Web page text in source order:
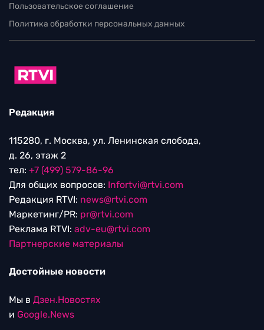
Пользовательское соглашение
Политика обработки персональных данных
Редакция
115280, г. Москва, ул. Ленинская слобода,
д. 26, этаж 2
тел: +7 (499) 579-86-96
Для общих вопросов: Infortvi@rtvi.com
Редакция RTVI: news@rtvi.com
Маркетинг/PR: pr@rtvi.com
Реклама RTVI: adv-eu@rtvi.com
Партнерские материалы
Достойные новости
Мы в Дзен.Новостях
и Google.News